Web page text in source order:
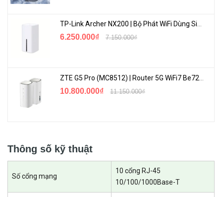
Giá trị độc đáo cho mạng lưới CCTV
Truyền tải 250 mét
Báo động ngoại tuyến IPC
Khởi động lại cổng riêng lẻ
6.250.000₫ 7.150.000₫
10.800.000₫ 11.150.000₫
Thông số kỹ thuật
Số cổng mạng
10 cổng RJ-45
10/100/1000Base-T